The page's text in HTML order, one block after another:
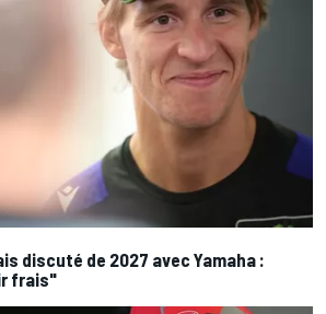
discuté de 2027 avec Yamaha :
frais"